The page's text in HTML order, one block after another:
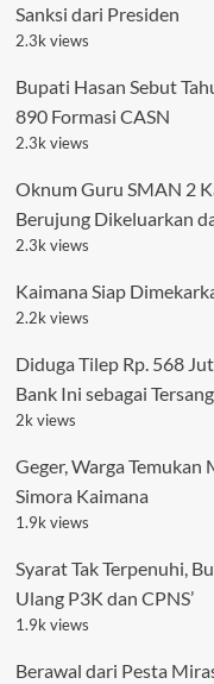
Sanksi dari Presiden
2.3k views
Bupati Hasan Sebut
890 Formasi CASN
2.3k views
Oknum Guru SMAN 2
Berujung Dikeluarkan
2.3k views
Kaimana Siap
2.2k views
Diduga Tilep Rp. 568
Bank Ini sebagai
2k views
Geger, Warga Temukan
Simora Kaimana
1.9k views
Syarat Tak Terpenuhi,
Ulang P3K dan CPNS’
1.9k views
Berawal dari Pesta